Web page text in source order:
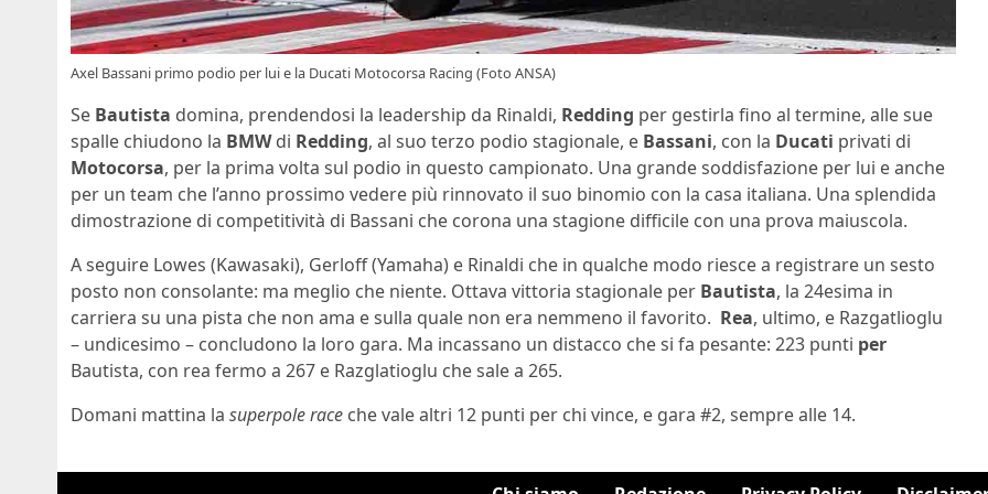
Axel Bassani primo podio per lui e la Ducati Motocorsa Racing (Foto ANSA)
Se Bautista domina, prendendosi la leadership da Rinaldi, Redding per gestirla fino al termine, alle sue
spalle chiudono la BMWdi Redding, al suo terzo podio stagionale, e Bassani, con la Ducati privati di
Motocorsa, per la prima volta sul podio in questo campionato. Una grande soddisfazione per lui e anche
per un team che l’anno prossimo vedere più rinnovato il suo binomio con la casa italiana. Una splendida
dimostrazione di competitività di Bassani che corona una stagione difficile con una prova maiuscola.
A seguire Lowes (Kawasaki), Gerloff (Yamaha) e Rinaldi che in qualche modo riesce a registrare un sesto
posto non consolante: ma meglio che niente. Ottava vittoria stagionale per Bautista, la 24esima in
carriera su una pista che non ama e sulla quale non era nemmeno il favorito. Rea, ultimo, e Razgatlioglu
– undicesimo – concludono la loro gara. Ma incassano un distacco che si fa pesante: 223 punti per
Bautista, con rea fermo a 267 e Razglatioglu che sale a 265.
Domani mattina la superpole race che vale altri 12 punti per chi vince, e gara #2, sempre alle 14.